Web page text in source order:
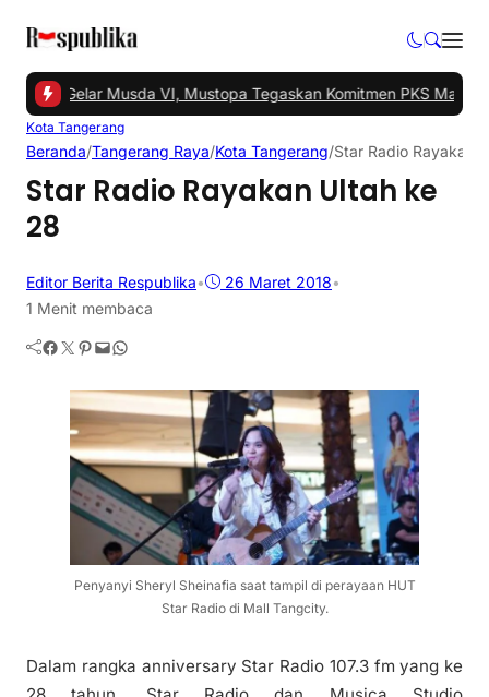
Gelar Musda VI, Mustopa Tegaskan Komitmen PKS Majukan
Kota Tangerang
Beranda/Tangerang Raya/Kota Tangerang/Star Radio Rayakan
Star Radio Rayakan Ultah ke
28
Editor Berita Respublika• 26 Maret 2018•
1 Menit membaca
Facebook Twitter Pinterest Mail WhatsApp
Penyanyi Sheryl Sheinafia saat tampil di perayaan HUT
Star Radio di Mall Tangcity.
Dalam rangka anniversary Star Radio 107.3 fm yang ke